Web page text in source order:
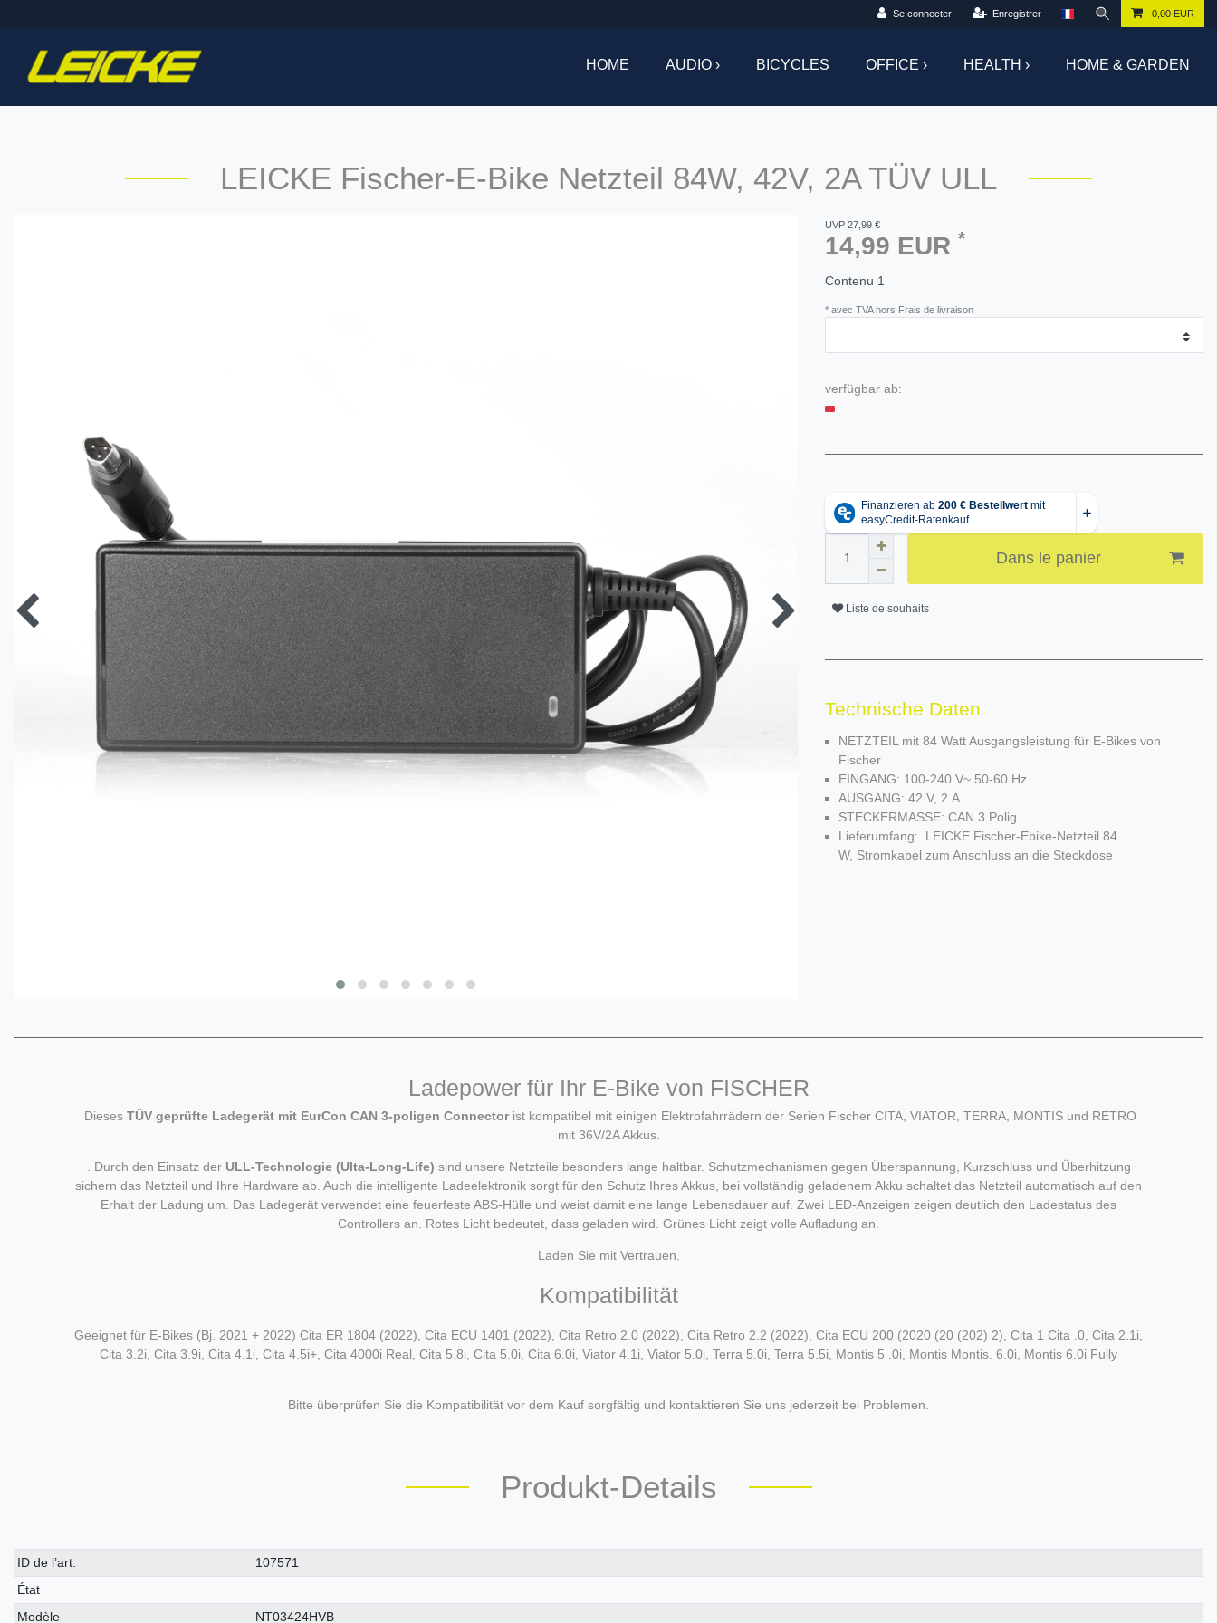
Se connecter Enregistrer 0,00 EUR
HOME AUDIO › BICYCLES OFFICE › HEALTH › HOME & GARDEN
LEICKE Fischer-E-Bike Netzteil 84W, 42V, 2A TÜV ULL
UVP 27,99 €
14,99 EUR *
Contenu 1
* avec TVA hors Frais de livraison
verfügbar ab:
Dans le panier
Liste de souhaits
Technische Daten
NETZTEIL mit 84 Watt Ausgangsleistung für E-Bikes von
Fischer
EINGANG: 100-240 V~ 50-60 Hz
AUSGANG: 42 V, 2 A
STECKERMASSE: CAN 3 Polig
Lieferumfang: LEICKE Fischer-Ebike-Netzteil 84
W, Stromkabel zum Anschluss an die Steckdose
Ladepower für Ihr E-Bike von FISCHER
Dieses TÜV geprüfte Ladegerät mit EurCon CAN 3-poligen Connectorist kompatibel mit einigen Elektrofahrrädern der Serien Fischer CITA, VIATOR, TERRA, MONTIS und RETRO
mit 36V/2A Akkus.
. Durch den Einsatz der ULL-Technologie (Ulta-Long-Life) sind unsere Netzteile besonders lange haltbar. Schutzmechanismen gegen Überspannung, Kurzschluss und Überhitzung
sichern das Netzteil und Ihre Hardware ab. Auch die intelligente Ladeelektronik sorgt für den Schutz Ihres Akkus, bei vollständig geladenem Akku schaltet das Netzteil automatisch auf den
Erhalt der Ladung um. Das Ladegerät verwendet eine feuerfeste ABS-Hülle und weist damit eine lange Lebensdauer auf. Zwei LED-Anzeigen zeigen deutlich den Ladestatus des
Controllers an. Rotes Licht bedeutet, dass geladen wird. Grünes Licht zeigt volle Aufladung an.
Laden Sie mit Vertrauen.
Kompatibilität
Geeignet für E-Bikes (Bj. 2021 + 2022) Cita ER 1804 (2022), Cita ECU 1401 (2022), Cita Retro 2.0 (2022), Cita Retro 2.2 (2022), Cita ECU 200 (2020 (20 (202) 2), Cita 1 Cita .0, Cita 2.1i,
Cita 3.2i, Cita 3.9i, Cita 4.1i, Cita 4.5i+, Cita 4000i Real, Cita 5.8i, Cita 5.0i, Cita 6.0i, Viator 4.1i, Viator 5.0i, Terra 5.0i, Terra 5.5i, Montis 5 .0i, Montis Montis. 6.0i, Montis 6.0i Fully
Bitte überprüfen Sie die Kompatibilität vor dem Kauf sorgfältig und kontaktieren Sie uns jederzeit bei Problemen.
Produkt-Details
Caractéristique
technique
Valeur
ID de l’art.
107571
État
Modèle
NT03424HVB